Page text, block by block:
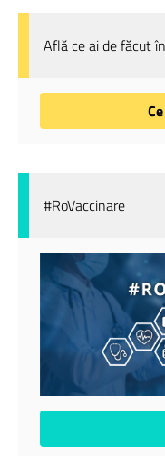
Află ce ai de făcut
#RoVaccinare